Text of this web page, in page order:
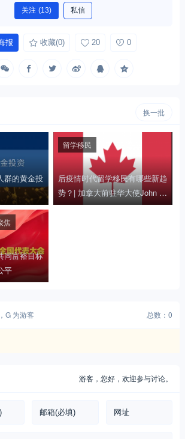
关注 (13) 私信
报 收藏(0) 20 0
换一批
群的黄金投
后疫情时代留学移民有哪些新趋
势？| 加拿大前驻华大使John M
cCallum做客直播间
留学移民
同富裕目标
平
焦
G 为游客 总数：0
游客，您好，欢迎参与讨论。